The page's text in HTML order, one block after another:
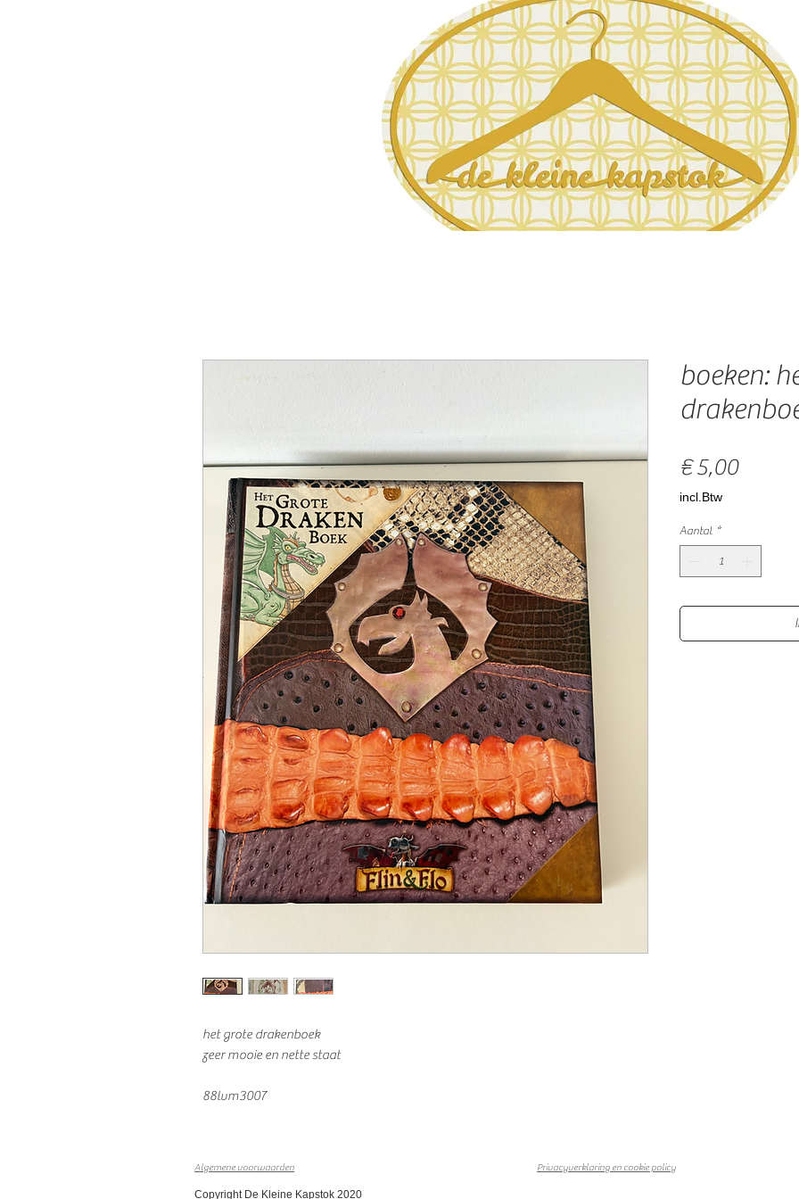
het grote drakenboek
zeer mooie en nette staat
88lvm3007
boeken:
€ 5,00Prijs
incl.Btw
Aantal *
Algemene voorwaarden Privacyverklaring en cookie policy
Copyright De Kleine Kapstok 2020